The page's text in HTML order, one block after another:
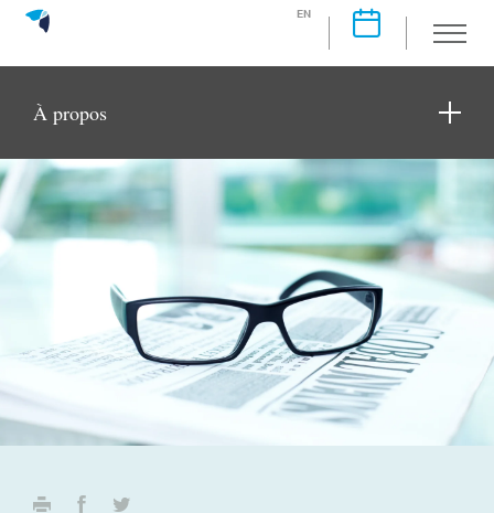
EN
À propos